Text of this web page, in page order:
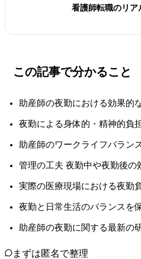
看護師転職のリア
この記事で分かること
助産師の夜勤における効果的
夜勤による身体的・精神的負
助産師のワークライフバラン
管理の工夫 夜勤中や夜勤後
実際の医療現場における夜勤
夜勤と日常生活のバランスを
助産師の夜勤に関する最新の
まずは匿名で整理